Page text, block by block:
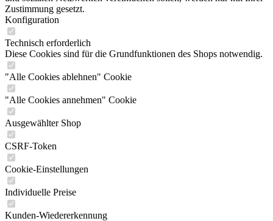
Zustimmung gesetzt.
Konfiguration
Technisch erforderlich
Diese Cookies sind für die Grundfunktionen des Shops notwendig.
"Alle Cookies ablehnen" Cookie
"Alle Cookies annehmen" Cookie
Ausgewählter Shop
CSRF-Token
Cookie-Einstellungen
Individuelle Preise
Kunden-Wiedererkennung